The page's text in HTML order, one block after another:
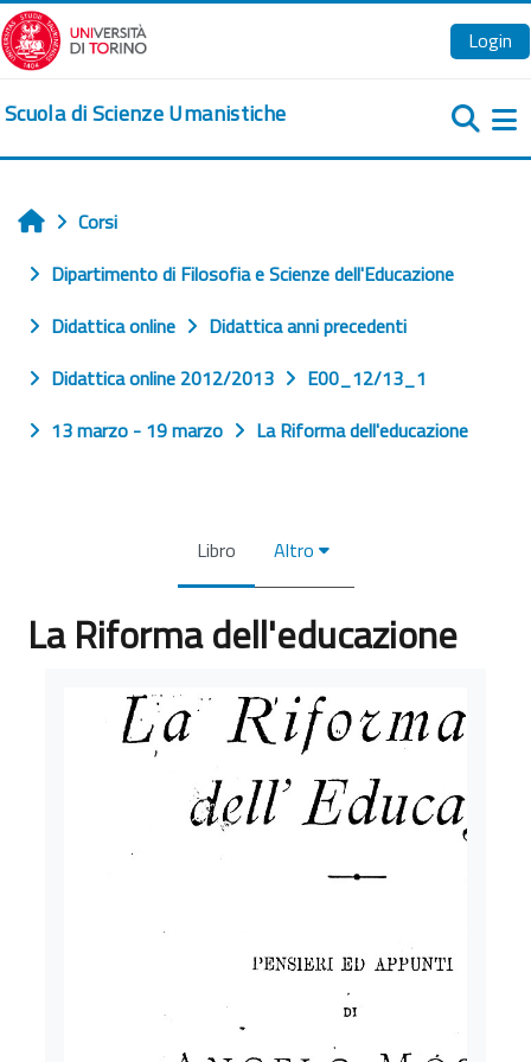
Vai al contenuto principale
Login
Scuola di Scienze Umanistiche
Home
Corsi
Dipartimento di Filosofia e Scienze dell'Educazione
Didattica online
Didattica anni precedenti
Didattica online 2012/2013
E00_12/13_1
13 marzo - 19 marzo
La Riforma dell'educazione
Libro Altro
La Riforma dell'educazione